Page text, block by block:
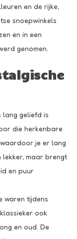
en de rijke,
snoepwinkels
en in een
genomen.
lang geliefd is
die herkenbare
je er lang
lekker, maar brengt
en puur
waren tijdens
ook
en oud. De